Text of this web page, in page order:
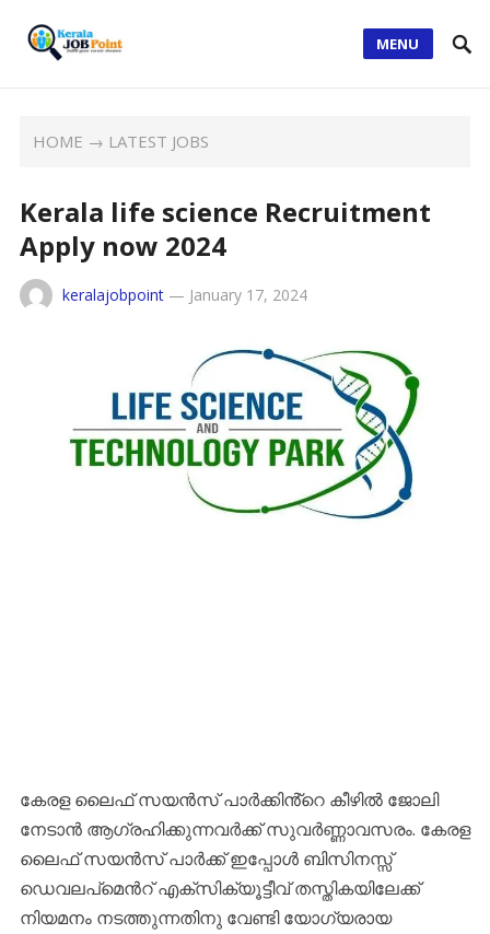
MENU
HOME → LATEST JOBS
Kerala life science Recruitment
Apply now 2024
keralajobpoint— January 17, 2024
കേരള ലൈഫ് സയന്‍സ് പാര്‍ക്കിൻ്റെ കീഴിൽ ജോലി
നേടാന്‍ ആഗ്രഹിക്കുന്നവര്‍ക്ക് സുവര്‍ണ്ണാവസരം. കേരള
ലൈഫ് സയന്‍സ് പാര്‍ക്ക് ഇപ്പോള്‍ ബിസിനസ്സ്
ഡെവലപ്മെൻറ് എക്സിക്യൂട്ടീവ് തസ്തികയിലേക്ക്
നിയമനം നടത്തുന്നതിനു വേണ്ടി യോഗ്യരായ